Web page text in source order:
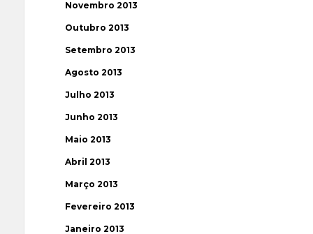
Novembro 2013
Outubro 2013
Setembro 2013
Agosto 2013
Julho 2013
Junho 2013
Maio 2013
Abril 2013
Março 2013
Fevereiro 2013
Janeiro 2013